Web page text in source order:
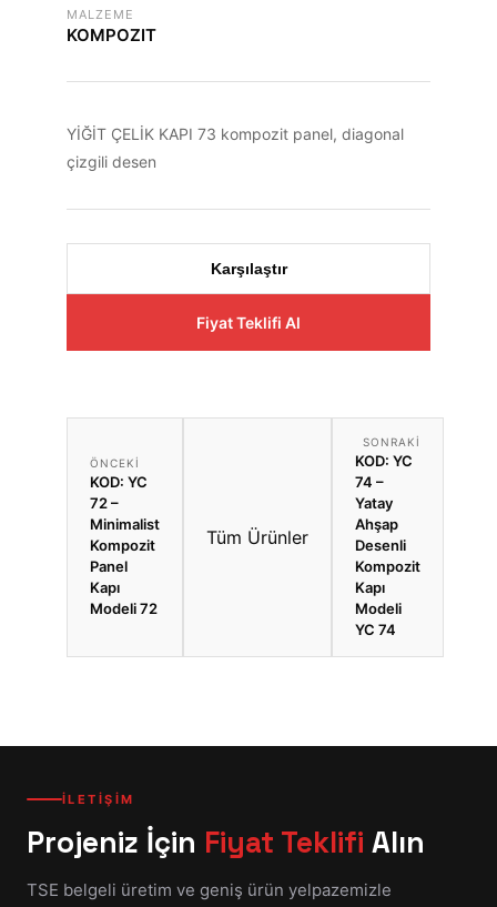
MALZEME
KOMPOZIT
YİĞİT ÇELİK KAPI 73 kompozit panel, diagonal
çizgili desen
Karşılaştır
Fiyat Teklifi Al
ÖNCEKI
KOD: YC
72 –
Minimalist
Kompozit
Panel
Kapı
Modeli 72
Tüm Ürünler
SONRAKI
KOD: YC
74 –
Yatay
Ahşap
Desenli
Kompozit
Kapı
Modeli
YC 74
İLETİŞİM
Projeniz İçin Fiyat Teklifi Alın
TSE belgeli üretim ve geniş ürün yelpazemizle